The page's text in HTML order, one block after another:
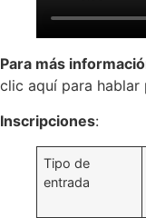
Para más
clic aquí para hablar
Inscripciones:
Tipo de
entrada